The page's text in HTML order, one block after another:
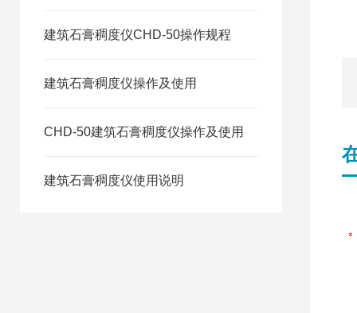
建筑石膏稠度仪CHD-50操作规程
建筑石膏稠度仪操作及使用
CHD-50建筑石膏稠度仪操作及使用
建筑石膏稠度仪使用说明